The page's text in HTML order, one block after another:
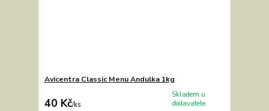
Avicentra Classic Menu Andulka 1kg
40 Kč/ks
Skladem u
dodavatele